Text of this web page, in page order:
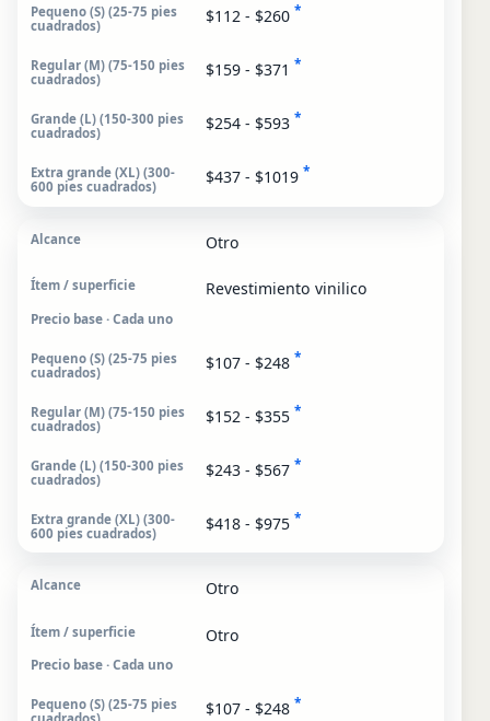
$112 - $260 *
$159 - $371 *
$254 - $593 *
$437 - $1019 *
Otro
Revestimiento vinilico
Precio base · Cada uno
$107 - $248 *
$152 - $355 *
$243 - $567 *
$418 - $975 *
Otro
Otro
Precio base · Cada uno
$107 - $248 *